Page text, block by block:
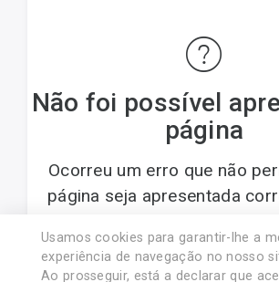
Usamos cookies para garantir-lhe a
experiência de navegação no nosso
Ao prosseguir, está a declarar que
Não foi possível
página
Ocorreu um erro que não
página seja apresentada
© 2017 PREDIMARTINS - Soc. Med.
Licença AMI nº 8454. Associado